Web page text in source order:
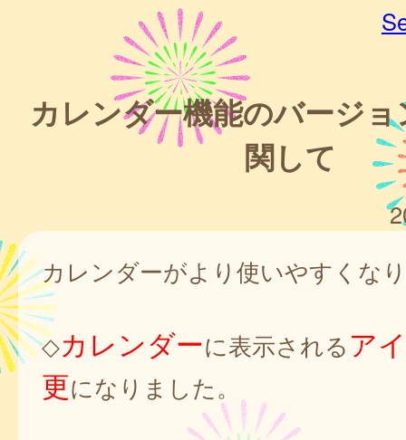
カレンダー機能のバージ
関して
カレンダーがより使いやすくな
◇カレンダーに表示されるア
更になりました。